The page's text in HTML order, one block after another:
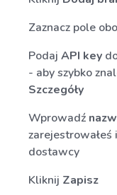
Zaznacz pole
Podaj API key
- aby szybko
Szczegóły
Wprowadź
dostawcy
Kliknij Zapisz